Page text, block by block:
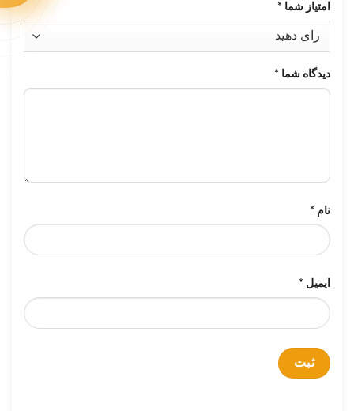
امتیاز شما *
دیدگاه شما *
نام *
ایمیل *